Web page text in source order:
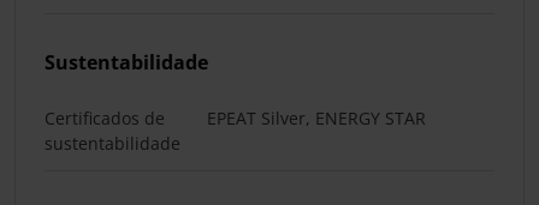
Sustentabilidade
Certificados de
sustentabilidade
EPEAT Silver, ENERGY STAR